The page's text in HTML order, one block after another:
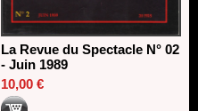
La Revue du Spectacle N° 02
- Juin 1989
10,00 €